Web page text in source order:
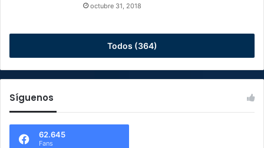
octubre 31, 2018
Todos (364)
Síguenos
62.645
Fans